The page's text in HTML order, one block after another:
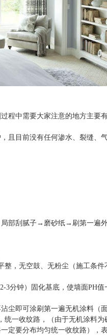
程中需要大家注意的地方主要
且目前没有任何渗水、裂缝、
部刮腻子→磨砂纸→刷第一遍
整，无空鼓、无粉尘（施工条件
3分钟）固化基底，使墙面PH值
尘即可涂刷第一遍无机涂料（
一收纹路，（由于无机涂料为
定要分布均匀统一收纹路），